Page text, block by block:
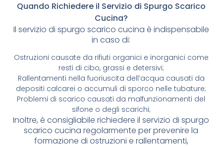
Quando Richiedere il Servizio di Spurgo Scarico
Cucina?
Il servizio di spurgo scarico cucina è indispensabile
in caso di:
Ostruzioni causate da rifiuti organici e inorganici come
resti di cibo, grassi e detersivi;
Rallentamenti nella fuoriuscita dell’acqua causati da
depositi calcarei o accumuli di sporco nelle tubature;
Problemi di scarico causati da malfunzionamenti del
sifone o degli scarichi;
Inoltre, è consigliabile richiedere il servizio di spurgo
scarico cucina regolarmente per prevenire la
formazione di ostruzioni e rallentamenti,